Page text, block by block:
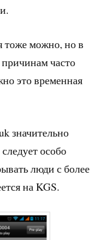
тоже можно, но в
часто
это временная
значительно
особо
люди с более
на KGS.